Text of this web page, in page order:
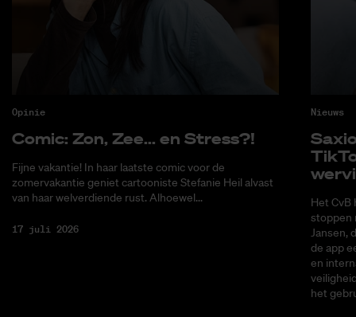
Opinie
Co­mic: Zon, Zee... en Stress?!
Fijne vakantie! In haar laatste comic voor de
zomervakantie geniet cartooniste Stefanie Heil alvast
van haar welverdiende rust. Alhoewel...
17 juli 2026
Nieuws
Het CvB
stoppen
Jansen,
de app
en
het